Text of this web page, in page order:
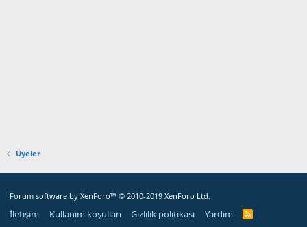
Üyeler
Forum software by XenForo™ © 2010-2019 XenForo Ltd.
İletişim Kullanım koşulları Gizlilik politikası Yardım
R